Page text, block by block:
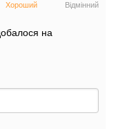
Хороший Відмінний
на